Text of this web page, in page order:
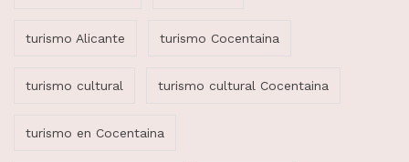
turismo Alicante turismo Cocentaina
turismo cultural turismo cultural Cocentaina
turismo en Cocentaina